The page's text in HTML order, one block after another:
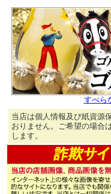
すべら
当店は個人情報及び紙資源
おりません。ご希望の場合
します。